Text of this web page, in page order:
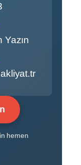
Yazın
hemen